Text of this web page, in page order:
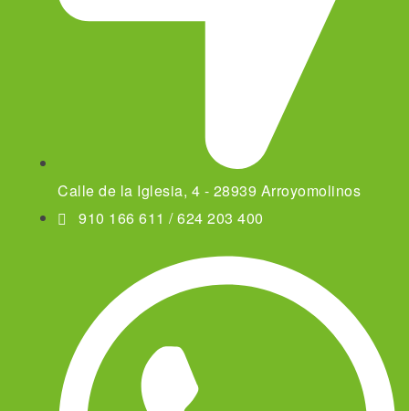
Calle de la Iglesia, 4 - 28939 Arroyomolinos
910 166 611 / 624 203 400